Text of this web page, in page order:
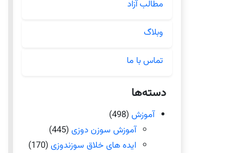
مطالب آزاد
وبلاگ
تماس با ما
دسته‌ها
آموزش (498)
آموزش سوزن دوزی (445)
ایده های خلاق سوزندوزی (170)